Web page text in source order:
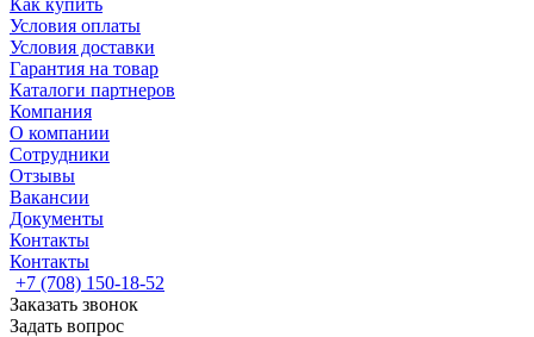
Как купить
Условия оплаты
Условия доставки
Гарантия на товар
Каталоги партнеров
Компания
О компании
Сотрудники
Отзывы
Вакансии
Документы
Контакты
Контакты
+7 (708) 150-18-52
Заказать звонок
Задать вопрос